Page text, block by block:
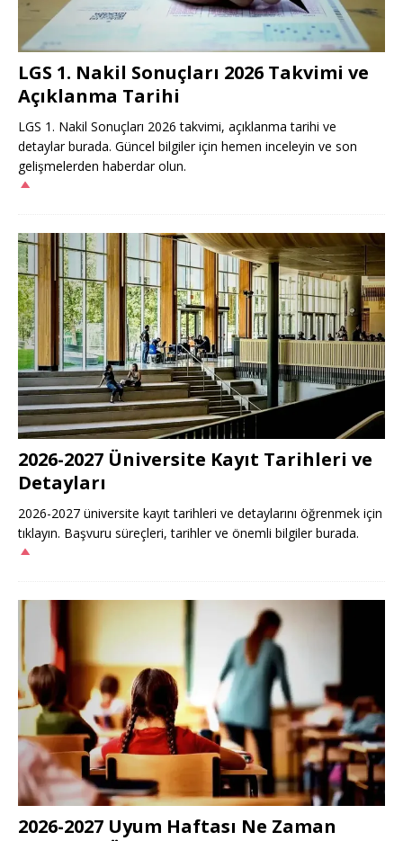
LGS 1. Nakil Sonuçları 2026 Takvimi ve
Açıklanma Tarihi
LGS 1. Nakil Sonuçları 2026 takvimi, açıklanma tarihi ve
detaylar burada. Güncel bilgiler için hemen inceleyin ve son
gelişmelerden haberdar olun.
2026-2027 Üniversite Kayıt Tarihleri ve
Detayları
2026-2027 üniversite kayıt tarihleri ve detaylarını öğrenmek için
tıklayın. Başvuru süreçleri, tarihler ve önemli bilgiler burada.
2026-2027 Uyum Haftası Ne Zaman